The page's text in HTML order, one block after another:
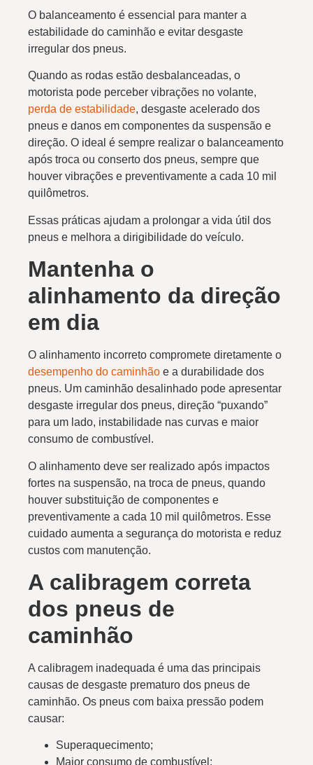
O balanceamento é essencial para manter a
estabilidade do caminhão e evitar desgaste
irregular dos pneus.
Quando as rodas estão desbalanceadas, o
motorista pode perceber vibrações no volante,
perda de estabilidade, desgaste acelerado dos
pneus e danos em componentes da suspensão e
direção. O ideal é sempre realizar o balanceamento
após troca ou conserto dos pneus, sempre que
houver vibrações e preventivamente a cada 10 mil
quilômetros.
Essas práticas ajudam a prolongar a vida útil dos
pneus e melhora a dirigibilidade do veículo.
Mantenha o
alinhamento da direção
em dia
O alinhamento incorreto compromete diretamente o
desempenho do caminhão e a durabilidade dos
pneus. Um caminhão desalinhado pode apresentar
desgaste irregular dos pneus, direção “puxando”
para um lado, instabilidade nas curvas e maior
consumo de combustível.
O alinhamento deve ser realizado após impactos
fortes na suspensão, na troca de pneus, quando
houver substituição de componentes e
preventivamente a cada 10 mil quilômetros. Esse
cuidado aumenta a segurança do motorista e reduz
custos com manutenção.
A calibragem correta
dos pneus de
caminhão
A calibragem inadequada é uma das principais
causas de desgaste prematuro dos pneus de
caminhão. Os pneus com baixa pressão podem
causar:
Superaquecimento;
Maior consumo de combustível;